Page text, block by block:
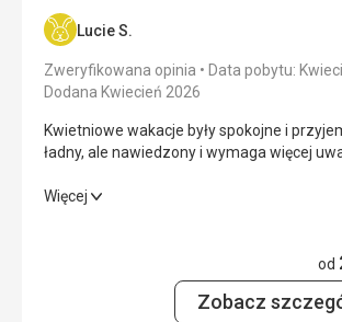
Wyżywienie
Zakwaterowanie
Okolica
Plaża ok 300 m od hotelu,dla mnie to nie
Lucie S.
Zweryfikowana opinia
Data pobytu:
Dodana Kwiecień 2026
Kwietniowe wakacje były spokojne i
ładny, ale nawiedzony i wymaga więcej
Kwietniowe wakacje były spokojne i
Więcej
od
Zobacz